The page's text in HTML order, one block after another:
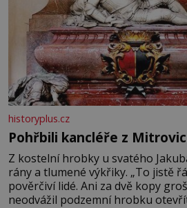
historyplus.cz
Pohřbili kancléře z Mitrovic
Z kostelní hrobky u svatého
rány a tlumené výkřiky. „To jistě
pověrčiví lidé. Ani za dvě kopy
neodvážil podzemní hrobku